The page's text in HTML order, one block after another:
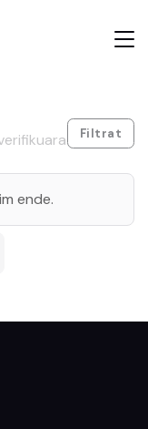
Filtrat
ende.